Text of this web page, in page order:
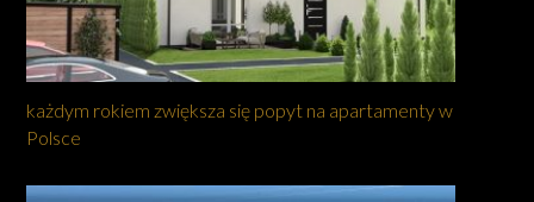
każdym rokiem zwiększa się popyt na apartamenty w
Polsce